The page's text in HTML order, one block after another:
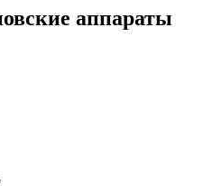
аппараты